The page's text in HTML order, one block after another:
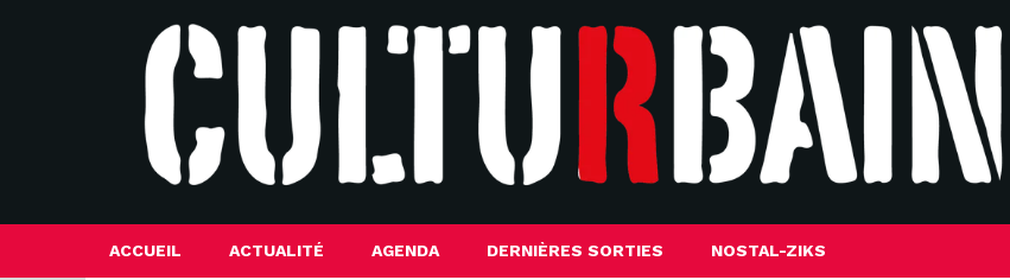
ACCUEIL ACTUALITÉ AGENDA DERNIÈRES SORTIES NOSTAL-ZIKS